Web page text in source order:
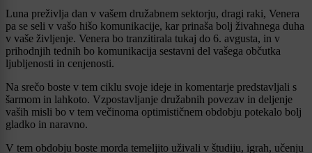
Luna preživlja dan v vašem družabnem sektorju, dragi raki, Venera
pa se seli v vašo hišo komunikacije, kar prinaša bolj živahnega duha
v vaše življenje. Venera bo tranzitirala tukaj do 6. avgusta, in v
prihodnjih tednih bo komunikacija sestavni del vašega občutka
ljubljenosti in cenjenosti.
Na srečo boste v tem ciklu svoje ideje in komentarje predstavljali s
šarmom in lahkoto. Vzpostavljanje družabnih povezav in deljenje
vaših misli bo v tem večinoma optimističnem obdobju potekalo bolj
gladko in naravno.
V tem obdobju boste morda temeljito uživali v študiju, igrah, učenju